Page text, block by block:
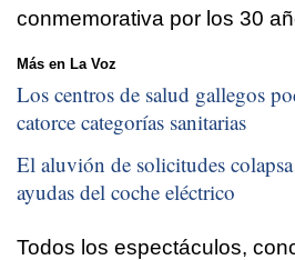
conmemorativa por los 30
Más en La Voz
Los centros de salud gallegos
catorce categorías sanitarias
El aluvión de solicitudes
ayudas del coche eléctrico
Todos los espectáculos,